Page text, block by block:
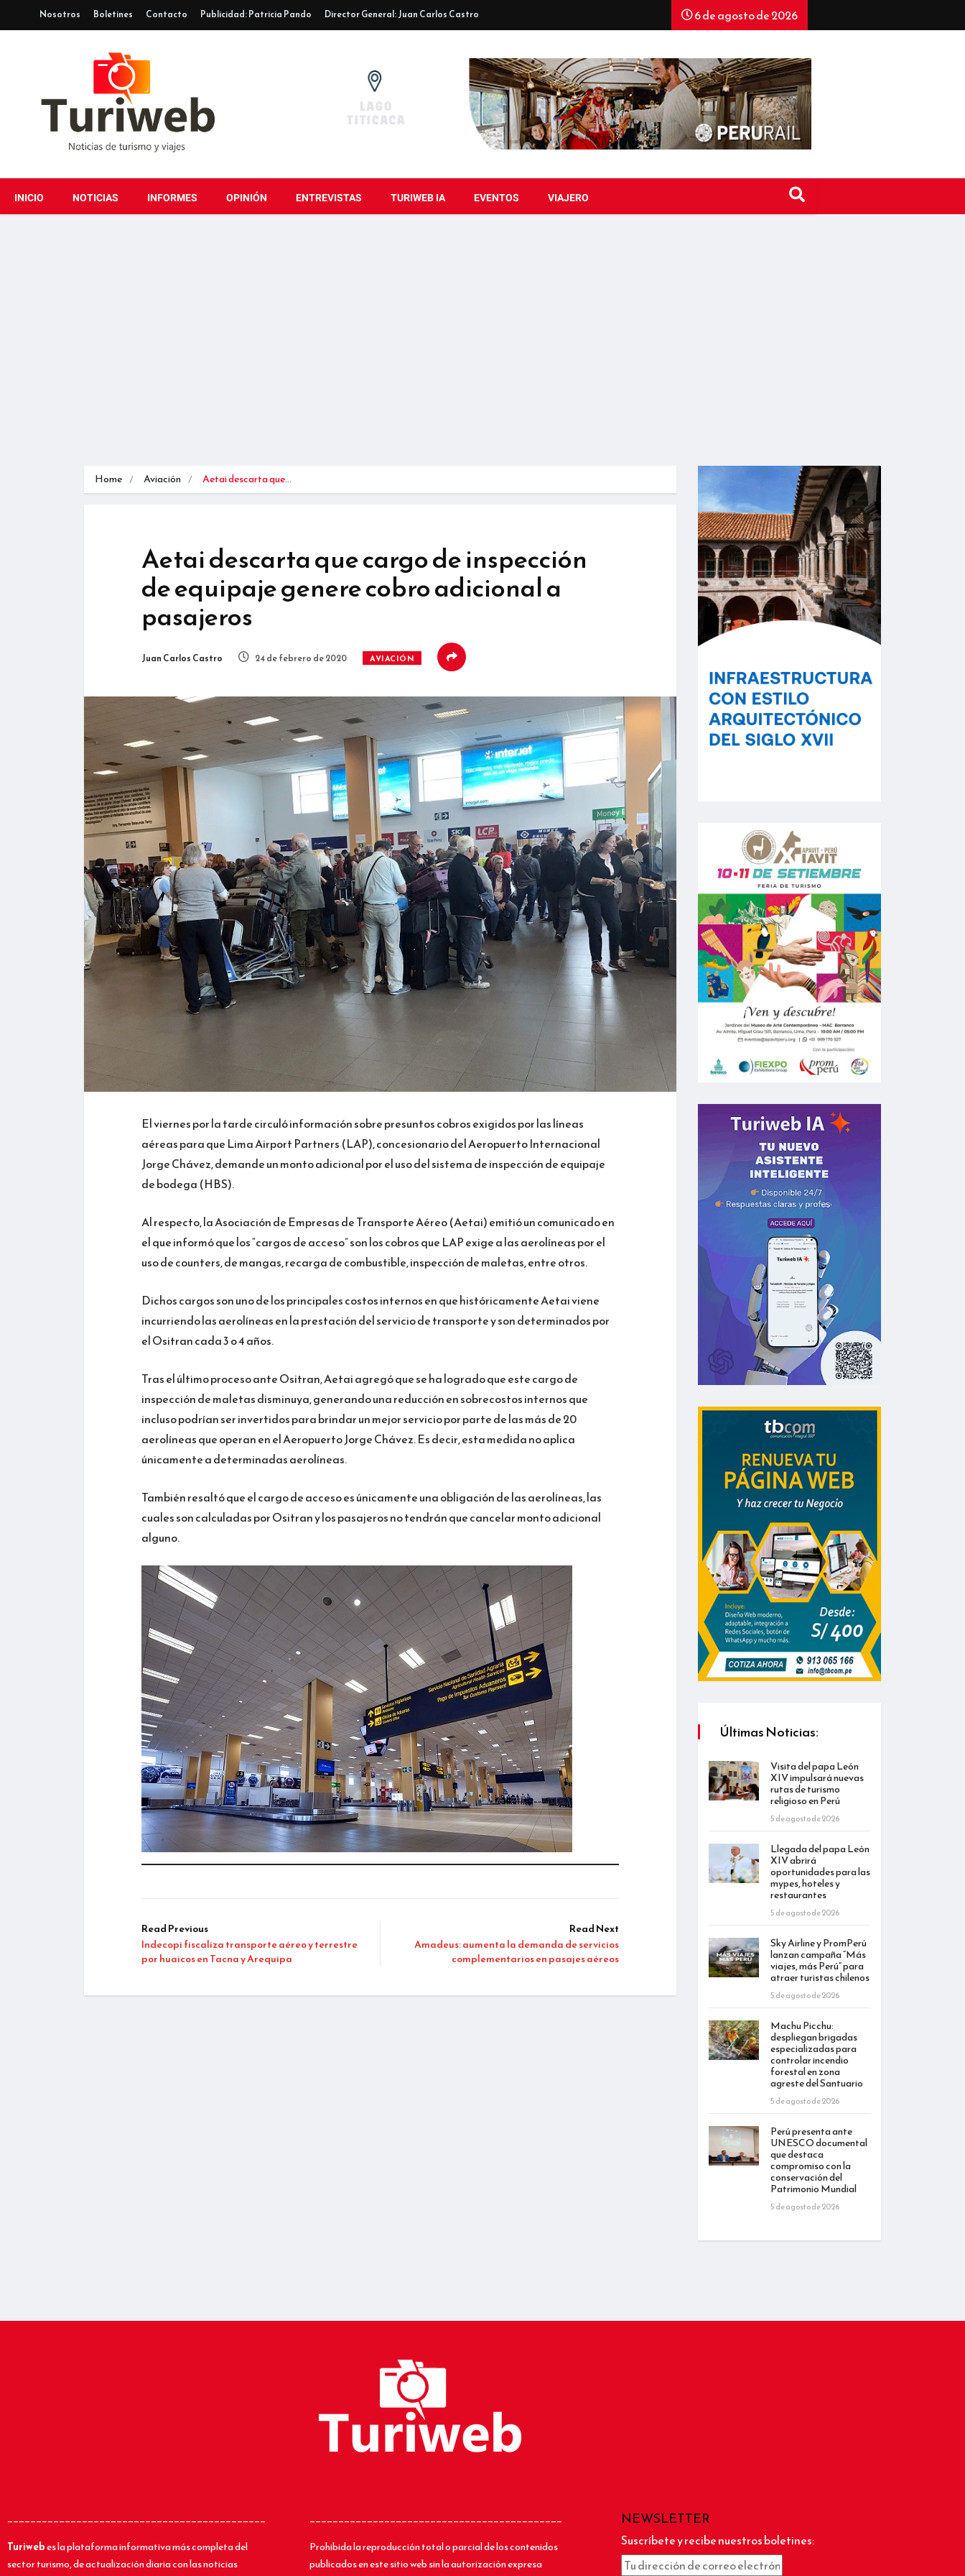
Nosotros Boletines Contacto Publicidad: Patricia Pando Director General: Juan Carlos Castro 6 de agosto de 2026
INICIO NOTICIAS INFORMES OPINIÓN ENTREVISTAS TURIWEB IA EVENTOS VIAJERO
Home Aviación Aetai descarta que…
Aetai descarta que cargo de inspección
de equipaje genere cobro adicional a
pasajeros
Juan Carlos Castro 24 de febrero de 2020 AVIACIÓN
El viernes por la tarde circuló información sobre presuntos cobros exigidos por las líneas
aéreas para que Lima Airport Partners (LAP), concesionario del Aeropuerto Internacional
Jorge Chávez, demande un monto adicional por el uso del sistema de inspección de equipaje
de bodega (HBS).
Al respecto, la Asociación de Empresas de Transporte Aéreo (Aetai) emitió un comunicado en
el que informó que los “cargos de acceso” son los cobros que LAP exige a las aerolíneas por el
uso de counters, de mangas, recarga de combustible, inspección de maletas, entre otros.
Dichos cargos son uno de los principales costos internos en que históricamente Aetai viene
incurriendo las aerolíneas en la prestación del servicio de transporte y son determinados por
el Ositran cada 3 o 4 años.
Tras el último proceso ante Ositran, Aetai agregó que se ha logrado que este cargo de
inspección de maletas disminuya, generando una reducción en sobrecostos internos que
incluso podrían ser invertidos para brindar un mejor servicio por parte de las más de 20
aerolíneas que operan en el Aeropuerto Jorge Chávez. Es decir, esta medida no aplica
únicamente a determinadas aerolíneas.
También resaltó que el cargo de acceso es únicamente una obligación de las aerolíneas, las
cuales son calculadas por Ositran y los pasajeros no tendrán que cancelar monto adicional
alguno.
Read Previous
Indecopi fiscaliza transporte aéreo y terrestre
por huaicos en Tacna y Arequipa
Read Next
Amadeus: aumenta la demanda de servicios
complementarios en pasajes aéreos
Últimas Noticias:
Visita del papa León
XIV impulsará nuevas
rutas de turismo
religioso en Perú
5 de agosto de 2026
Llegada del papa León
XIV abrirá
oportunidades para las
mypes, hoteles y
restaurantes
5 de agosto de 2026
Sky Airline y PromPerú
lanzan campaña “Más
viajes, más Perú” para
atraer turistas chilenos
5 de agosto de 2026
Machu Picchu:
despliegan brigadas
especializadas para
controlar incendio
forestal en zona
agreste del Santuario
5 de agosto de 2026
Perú presenta ante
UNESCO documental
que destaca
compromiso con la
conservación del
Patrimonio Mundial
5 de agosto de 2026
_____________________________________________
Turiwebes la plataforma informativa más completa del
sector turismo, de actualización diaria con las noticias
____________________________________________
Prohibida la reproducción total o parcial de los contenidos
publicados en este sitio web sin la autorización expresa
NEWSLETTER
Suscríbete y recibe nuestros boletines: